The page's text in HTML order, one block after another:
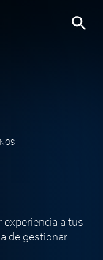
-
experiencia a tus
de gestionar